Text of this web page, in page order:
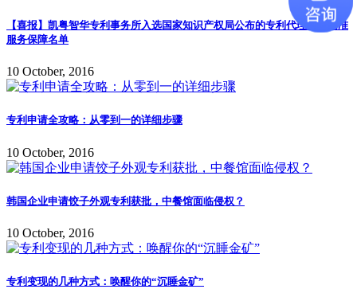
【喜报】凯粤智华专利事务所入选国家知识产权局公布的专利代理机构精准
服务保障名单
10 October, 2016
专利申请全攻略：从零到一的详细步骤
10 October, 2016
韩国企业申请饺子外观专利获批，中餐馆面临侵权？
10 October, 2016
专利变现的几种方式：唤醒你的“沉睡金矿”